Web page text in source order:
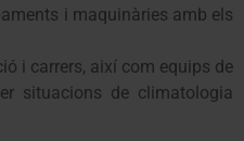
i maquinàries amb els
i carrers, així com equips de
situacions de climatologia